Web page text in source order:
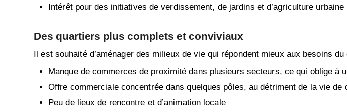
Intérêt pour des initiatives de verdissement, de jardins et d’agriculture urbaine
Des quartiers plus complets et conviviaux
Il est souhaité d’aménager des milieux de vie qui répondent mieux aux besoins
Manque de commerces de proximité dans plusieurs secteurs, ce qui oblige à
Offre commerciale concentrée dans quelques pôles, au détriment de la vie de
Peu de lieux de rencontre et d’animation locale